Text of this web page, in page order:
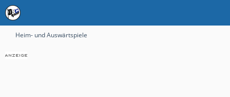
Heim- und Auswärtspiele